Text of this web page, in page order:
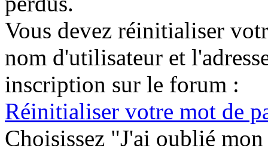
Vous devez réinitialiser
nom d'utilisateur et
inscription sur le forum :
Réinitialiser votre mot de
Choisissez "J'ai oublié